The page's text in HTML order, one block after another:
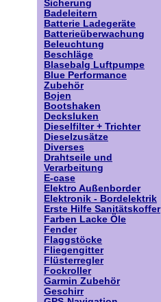
Sicherung
Badeleitern
Batterie Ladegeräte
Batterieüberwachung
Beleuchtung
Beschläge
Blasebalg Luftpumpe
Blue Performance
Zubehör
Bojen
Bootshaken
Decksluken
Dieselfilter + Trichter
Dieselzusätze
Diverses
Drahtseile und
Verarbeitung
E-case
Elektro Außenborder
Elektronik - Bordelektrik
Erste Hilfe Sanitätskoffer
Farben Lacke Öle
Fender
Flaggstöcke
Fliegengitter
Flüsterregler
Fockroller
Garmin Zubehör
Geschirr